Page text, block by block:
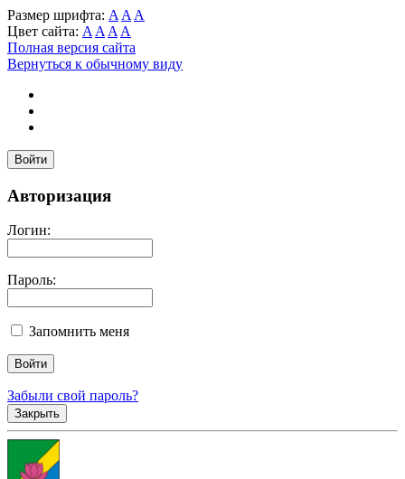
Размер шрифта: A A A
Цвет сайта: A A A A
Полная версия сайта
Вернуться к обычному виду
Войти
Авторизация
Логин:
Пароль:
Запомнить меня
Забыли свой пароль?
Закрыть